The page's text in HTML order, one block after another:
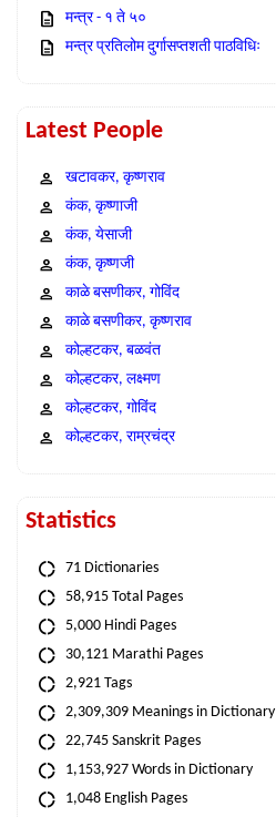
मन्त्र - १ ते ५०
मन्त्र प्रतिलोम दुर्गासप्तशती पाठविधिः
Latest People
खटावकर, कृष्णराव
कंक, कृष्णाजी
कंक, येसाजी
कंक, कृष्णजी
काळे बसणीकर, गोविंद
काळे बसणीकर, कृष्णराव
कोल्हटकर, बळवंत
कोल्हटकर, लक्ष्मण
कोल्हटकर, गोविंद
कोल्हटकर, राम्रचंद्र
Statistics
71 Dictionaries
58,915 Total Pages
5,000 Hindi Pages
30,121 Marathi Pages
2,921 Tags
2,309,309 Meanings in Dictionary
22,745 Sanskrit Pages
1,153,927 Words in Dictionary
1,048 English Pages